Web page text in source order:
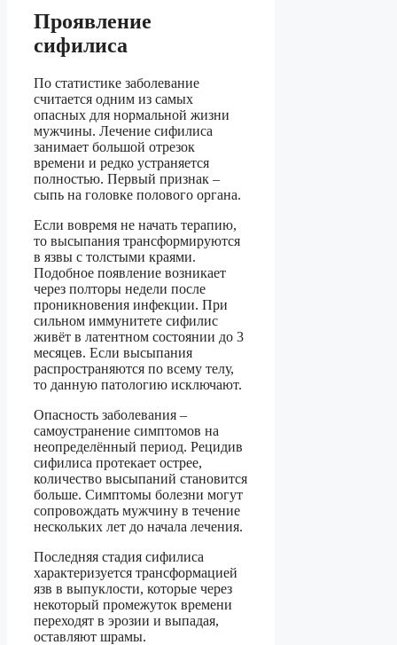
Проявление
сифилиса
По статистике заболевание
считается одним из самых
опасных для нормальной жизни
мужчины. Лечение сифилиса
занимает большой отрезок
времени и редко устраняется
полностью. Первый признак –
сыпь на головке полового органа.
Если вовремя не начать терапию,
то высыпания трансформируются
в язвы с толстыми краями.
Подобное появление возникает
через полторы недели после
проникновения инфекции. При
сильном иммунитете сифилис
живёт в латентном состоянии до 3
месяцев. Если высыпания
распространяются по всему телу,
то данную патологию исключают.
Опасность заболевания –
самоустранение симптомов на
неопределённый период. Рецидив
сифилиса протекает острее,
количество высыпаний становится
больше. Симптомы болезни могут
сопровождать мужчину в течение
нескольких лет до начала лечения.
Последняя стадия сифилиса
характеризуется трансформацией
язв в выпуклости, которые через
некоторый промежуток времени
переходят в эрозии и выпадая,
оставляют шрамы.